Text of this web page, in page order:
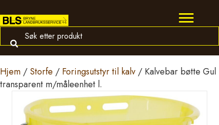
Hjem / Storfe / Foringsutstyr til kalv / Kalvebar bøtte Gul
transparent m/måleenhet l.